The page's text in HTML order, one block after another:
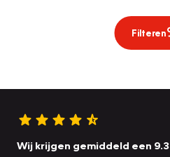
Filteren
Wij krijgen gemiddeld een 9.3